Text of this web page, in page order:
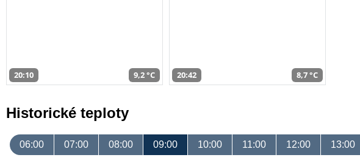
20:10 9,2 °C 20:42 8,7 °C
Historické teploty
06:00 07:00 08:00 09:00 10:00 11:00 12:00 13:00